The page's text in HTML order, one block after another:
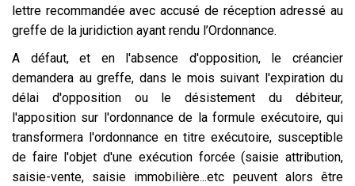
lettre recommandée avec accusé de réception adressé au
greffe de la juridiction ayant rendu l’Ordonnance.
A défaut, et en l'absence d'opposition, le créancier
demandera au greffe, dans le mois suivant l'expiration du
délai d'opposition ou le désistement du débiteur,
l'apposition sur l'ordonnance de la formule exécutoire, qui
transformera l'ordonnance en titre exécutoire, susceptible
de faire l'objet d'une exécution forcée (saisie attribution,
saisie-vente, saisie immobilière...etc peuvent alors être